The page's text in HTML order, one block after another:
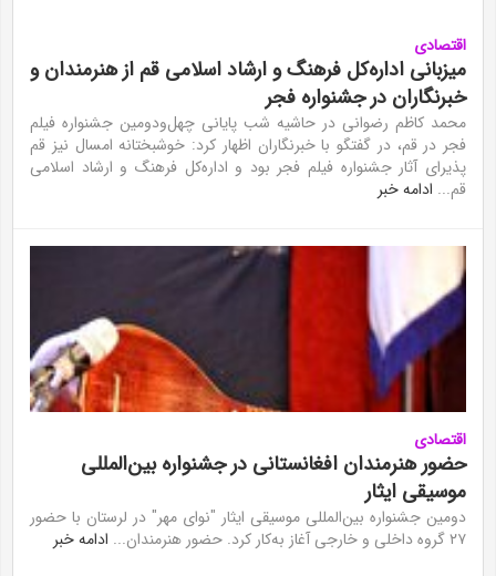
اقتصادی
میزبانی اداره‌کل فرهنگ و ارشاد اسلامی قم از هنرمندان و
خبرنگاران در جشنواره فجر
محمد کاظم رضوانی در حاشیه شب پایانی چهل‌ودومین جشنواره فیلم
فجر در قم، در گفتگو با خبرنگاران اظهار کرد: خوشبختانه امسال نیز قم
پذیرای آثار جشنواره فیلم فجر بود و اداره‌کل فرهنگ و ارشاد اسلامی
قم... ادامه خبر
اقتصادی
حضور هنرمندان افغانستانی در جشنواره بین‌المللی
موسیقی ایثار
دومین جشنواره بین‌المللی موسیقی ایثار "نوای مهر" در لرستان با حضور
۲۷ گروه داخلی و خارجی آغاز به‌کار کرد. حضور هنرمندان...
ادامه خبر